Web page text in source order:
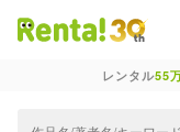
レンタル55